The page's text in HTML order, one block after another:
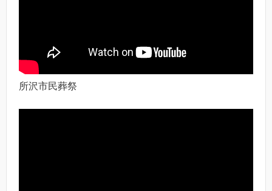
所沢市民葬祭